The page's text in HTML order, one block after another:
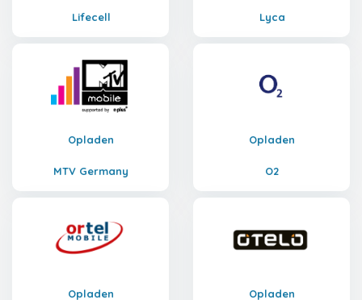
Lifecell Lyca
Opladen
MTV Germany
Opladen
O2
Opladen Opladen